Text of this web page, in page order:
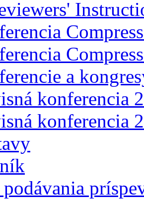
a
konferencia
konferencia
podávania